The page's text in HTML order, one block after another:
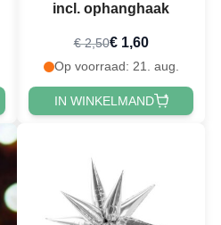
incl. ophanghaak
€ 2,50€ 1,60
Op voorraad: 21. aug.
IN WINKELMAND